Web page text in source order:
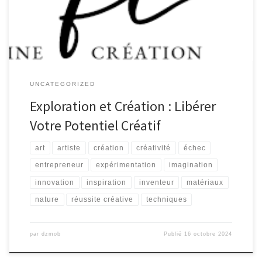
l’impossible devient possible. Que ce soit dans les arts, la […]
UNCATEGORIZED
Exploration et Création : Libérer
Votre Potentiel Créatif
art artiste création créativité échec
entrepreneur expérimentation imagination
innovation inspiration inventeur matériaux
nature réussite créative techniques
par dzmob Publié 16 octobre 2024